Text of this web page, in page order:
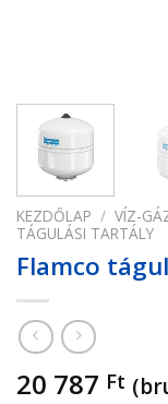
KEZDŐLAP / VÍZ-
TÁGULÁSI TARTÁLY
Flamco
20 787 Ft